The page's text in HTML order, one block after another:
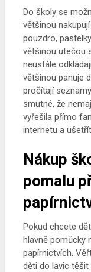
Do školy se
většinou
pouzdro,
většinou utečou
neustále
většinou panuje
pročítají
smutné, že
vyřešila přímo
internetu a
Nákup
pomalu
Pokud chcete
hlavně pomůcky
papírnictvích.
děti do lavic